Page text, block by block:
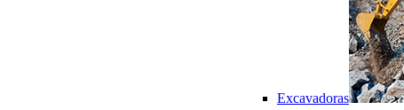
Excavadoras